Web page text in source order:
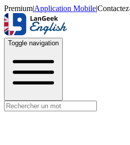
Premium|Application Mobile|
Toggle navigation